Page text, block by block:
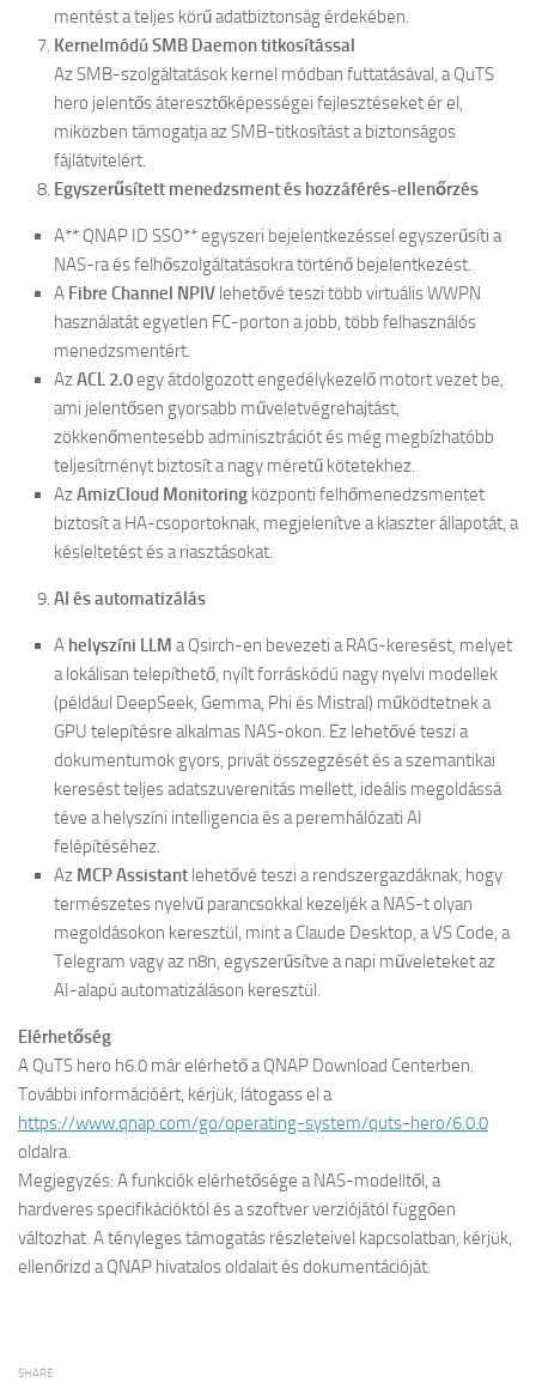
mentést a teljes körű adatbiztonság érdekében.
Kernelmódú SMB Daemon titkosítással
Az SMB-szolgáltatások kernel módban futtatásával, a QuTS
hero jelentős áteresztőképességei fejlesztéseket ér el,
miközben támogatja az SMB-titkosítást a biztonságos
fájlátvitelért.
Egyszerűsített menedzsment és hozzáférés-ellenőrzés
A** QNAP ID SSO** egyszeri bejelentkezéssel egyszerűsíti a
NAS-ra és felhőszolgáltatásokra történő bejelentkezést.
A Fibre Channel NPIV lehetővé teszi több virtuális WWPN
használatát egyetlen FC-porton a jobb, több felhasználós
menedzsmentért.
AzACL 2.0egy átdolgozott engedélykezelő motort vezet be,
ami jelentősen gyorsabb műveletvégrehajtást,
zökkenőmentesebb adminisztrációt és még megbízhatóbb
teljesítményt biztosít a nagy méretű kötetekhez.
AzAmizCloud Monitoring központi felhőmenedzsmentet
biztosít a HA-csoportoknak, megjelenítve a klaszter állapotát, a
késleltetést és a riasztásokat.
AI és automatizálás
A helyszíni LLM a Qsirch-en bevezeti a RAG-keresést, melyet
a lokálisan telepíthető, nyílt forráskódú nagy nyelvi modellek
(például DeepSeek, Gemma, Phi és Mistral) működtetnek a
GPU telepítésre alkalmas NAS-okon. Ez lehetővé teszi a
dokumentumok gyors, privát összegzését és a szemantikai
keresést teljes adatszuverenitás mellett, ideális megoldássá
téve a helyszíni intelligencia és a peremhálózati AI
felépítéséhez.
Az MCP Assistant lehetővé teszi a rendszergazdáknak, hogy
természetes nyelvű parancsokkal kezeljék a NAS-t olyan
megoldásokon keresztül, mint a Claude Desktop, a VS Code, a
Telegram vagy az n8n, egyszerűsítve a napi műveleteket az
AI-alapú automatizáláson keresztül.
Elérhetőség
A QuTS hero h6.0 már elérhető a QNAP Download Centerben.
További információért, kérjük, látogass el a
https://www.qnap.com/go/operating-system/quts-hero/6.0.0
oldalra.
Megjegyzés: A funkciók elérhetősége a NAS-modelltől, a
hardveres specifikációktól és a szoftver verziójától függően
változhat. A tényleges támogatás részleteivel kapcsolatban, kérjük,
ellenőrizd a QNAP hivatalos oldalait és dokumentációját.
SHARE